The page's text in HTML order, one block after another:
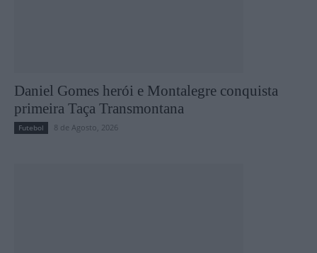
Daniel Gomes herói e Montalegre conquista
primeira Taça Transmontana
Futebol 8 de Agosto, 2026